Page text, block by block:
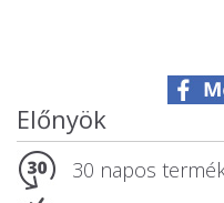
Előnyök
30 napos